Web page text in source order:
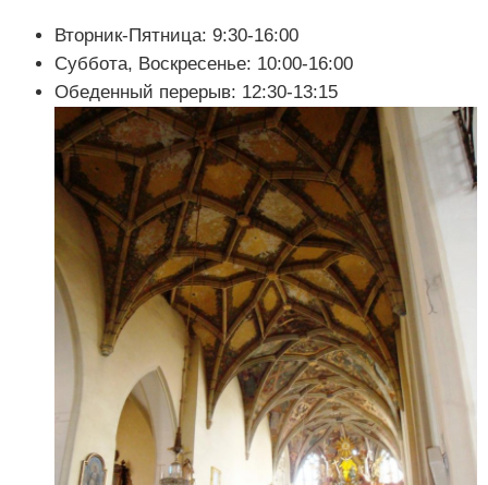
Вторник-Пятница: 9:30-16:00
Суббота, Воскресенье: 10:00-16:00
Обеденный перерыв: 12:30-13:15